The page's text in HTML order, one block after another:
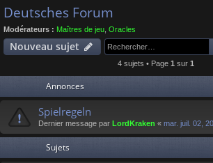
ur
ci s
Deutsches Forum
Modérateurs : Maîtres de jeu Oracles
Nouveau sujet
4 sujets • Page 1 sur 1
Annonces
Spielregeln
Dernier message par LordKraken « mar. juil. 02,
Sujets